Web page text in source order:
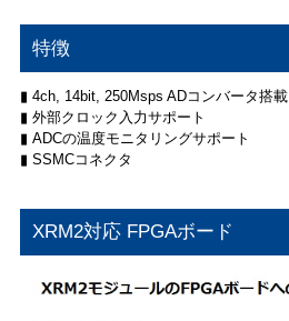
特徴
▮ 4ch, 14bit, 250Msps ADコンバータ搭載
▮ 外部クロック入力サポート
▮ ADCの温度モニタリングサポート
▮ SSMCコネクタ
XRM2対応 FPGAボード